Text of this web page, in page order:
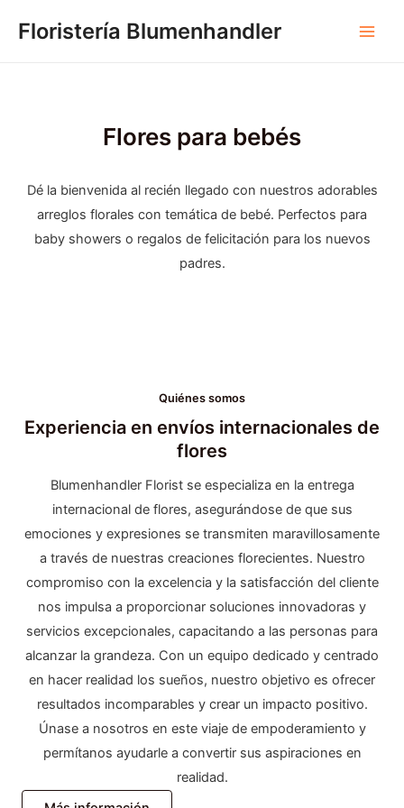
Floristería Blumenhandler
Flores para bebés
Dé la bienvenida al recién llegado con nuestros adorables
arreglos florales con temática de bebé. Perfectos para
baby showers o regalos de felicitación para los nuevos
padres.
Quiénes somos
Experiencia en envíos internacionales de
flores
Blumenhandler Florist se especializa en la entrega
internacional de flores, asegurándose de que sus
emociones y expresiones se transmiten maravillosamente
a través de nuestras creaciones florecientes. Nuestro
compromiso con la excelencia y la satisfacción del cliente
nos impulsa a proporcionar soluciones innovadoras y
servicios excepcionales, capacitando a las personas para
alcanzar la grandeza. Con un equipo dedicado y centrado
en hacer realidad los sueños, nuestro objetivo es ofrecer
resultados incomparables y crear un impacto positivo.
Únase a nosotros en este viaje de empoderamiento y
permítanos ayudarle a convertir sus aspiraciones en
realidad.